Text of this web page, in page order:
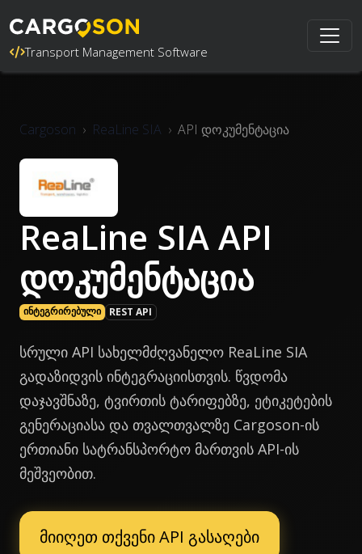
Transport Management Software
Cargoson ReaLine SIA API დოკუმენტაცია
ReaLine SIA API
დოკუმენტაცია
ინტეგრირებული REST API
სრული API სახელმძღვანელო ReaLine SIA
გადაზიდვის ინტეგრაციისთვის. წვდომა
დაჯავშნაზე, ტვირთის ტარიფებზე, ეტიკეტების
გენერაციასა და თვალთვალზე Cargoson-ის
ერთიანი სატრანსპორტო მართვის API-ის
მეშვეობით.
მიიღეთ თქვენი API გასაღები